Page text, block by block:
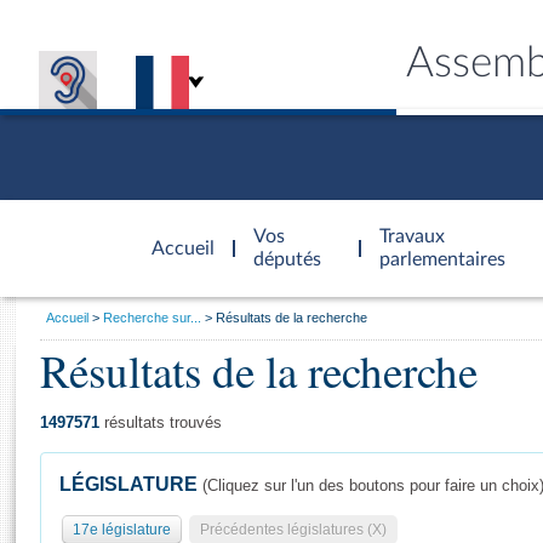
Accueil
d'accueil
Vos
députés
Travaux
parlementaires
Général
Vous
Accueil Recherche sur... Résultats de la recherche
Résultats de la recherche
1497571 résultats trouvés
LÉGISLATURE (Cliquez sur l'un des boutons pour faire un choix)
17e législature Précédentes législatures (X)